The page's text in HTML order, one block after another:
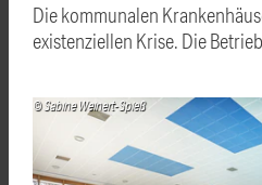
Die kommunalen
existenziellen Krise. Die
© Sabine Weinert-Spieß